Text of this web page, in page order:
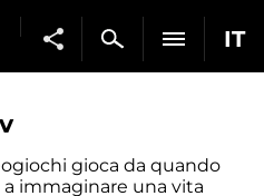
IT
gioca da quando
a immaginare una vita